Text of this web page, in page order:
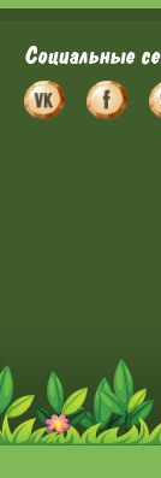
Социальные